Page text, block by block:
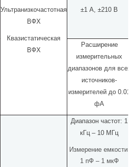
Ультранизкочастотная
ВФХ
Квазистатическая
ВФХ
±1 А, ±210 В
Расширение
измерительных
диапазонов для всех
источников-
измерителей до 0.01
фА
Диапазон частот: 1
кГц – 10 МГц
Измерение емкости:
1 пФ – 1 мкФ